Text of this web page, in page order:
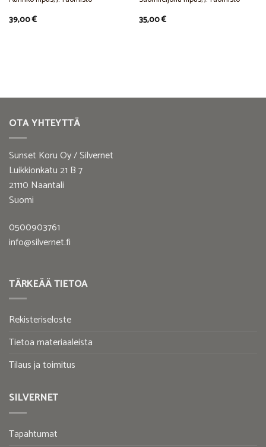
39,00€
35,00€
OTA YHTEYTTÄ
Sunset Koru Oy / Silvernet
Luikkionkatu 21 B 7
21110 Naantali
Suomi
0500903761
info@silvernet.fi
TÄRKEÄÄ TIETOA
Rekisteriseloste
Tietoa materiaaleista
Tilaus ja toimitus
SILVERNET
Tapahtumat